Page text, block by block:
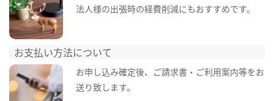
法人様の出張時の経費削減にもおすすめです。
お支払い方法について
お申し込み確定後、ご請求書・ご利用案内等をお
送り致します。